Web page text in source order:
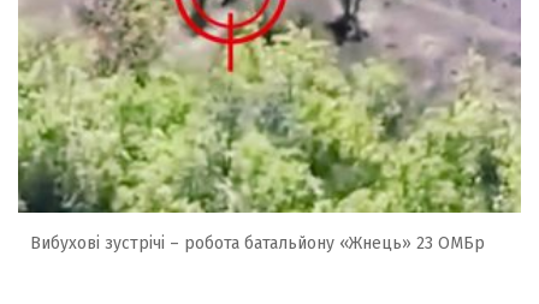
Вибухові зустрічі – робота батальйону «Жнець» 23 ОМБр